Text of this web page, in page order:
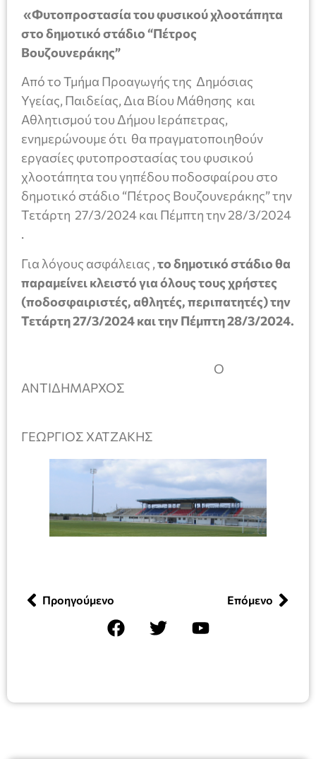
«Φυτοπροστασία του φυσικού χλοοτάπητα
στο δημοτικό στάδιο “Πέτρος
Βουζουνεράκης”
Από το Τμήμα Προαγωγής της Δημόσιας
Υγείας, Παιδείας, Δια Βίου Μάθησης και
Αθλητισμού του Δήμου Ιεράπετρας,
ενημερώνουμε ότι θα πραγματοποιηθούν
εργασίες φυτοπροστασίας του φυσικού
χλοοτάπητα του γηπέδου ποδοσφαίρου στο
δημοτικό στάδιο “Πέτρος Βουζουνεράκης” την
Τετάρτη 27/3/2024 και Πέμπτη την 28/3/2024
.
Για λόγους ασφάλειας ,το δημοτικό στάδιο θα
παραμείνει κλειστό για όλους τους χρήστες
(ποδοσφαιριστές, αθλητές, περιπατητές) την
Τετάρτη 27/3/2024 και την Πέμπτη 28/3/2024.
Ο
ΑΝΤΙΔΗΜΑΡΧΟΣ
ΓΕΩΡΓΙΟΣ ΧΑΤΖΑΚΗΣ
Προηγούμενο Επόμενο